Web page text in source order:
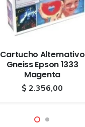
Cartucho Alternativo
Gneiss Epson 1333
Magenta
$ 2.356,00